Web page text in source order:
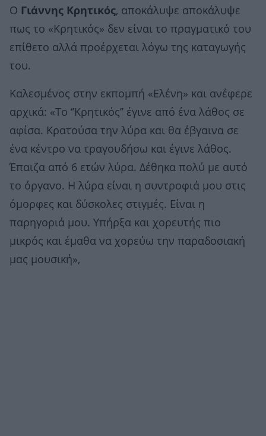
Ο Γιάννης Κρητικός, αποκάλυψε αποκάλυψε
πως το «Κρητικός» δεν είναι το πραγματικό του
επίθετο αλλά προέρχεται λόγω της καταγωγής
του.
Καλεσμένος στην εκπομπή «Ελένη» και ανέφερε
αρχικά: «Το ‘’Κρητικός’’ έγινε από ένα λάθος σε
αφίσα. Κρατούσα την λύρα και θα έβγαινα σε
ένα κέντρο να τραγουδήσω και έγινε λάθος.
Έπαιζα από 6 ετών λύρα. Δέθηκα πολύ με αυτό
το όργανο. Η λύρα είναι η συντροφιά μου στις
όμορφες και δύσκολες στιγμές. Είναι η
παρηγοριά μου. Υπήρξα και χορευτής πιο
μικρός και έμαθα να χορεύω την παραδοσιακή
μας μουσική»,